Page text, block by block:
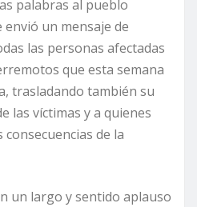
palabras al pueblo
envió un mensaje de
las personas afectadas
que esta semana
trasladando también su
las víctimas y a quienes
de la
un largo y sentido aplauso